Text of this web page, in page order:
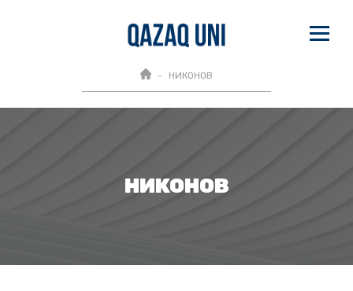
НИКОНОВ
НИКОНОВ